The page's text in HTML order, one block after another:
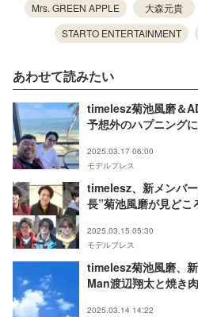
Mrs. GREEN APPLE
大森元貴
STARTO ENTERTAINMENT
あわせて読みたい
timelesz菊池風磨＆
予想外のハプニング
2025.03.17 06:00
モデルプレス
timelesz、新メンバ
長”菊池風磨が見どこ
2025.03.15 05:30
モデルプレス
timelesz菊池風磨、
Man渡辺翔太と焼き
2025.03.14 14:22